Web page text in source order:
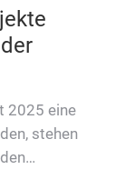
2025 eine
stehen